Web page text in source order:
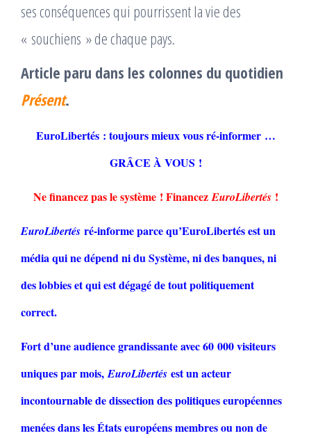
ses conséquences qui pourrissent la vie des
« souchiens » de chaque pays.
Article paru dans les colonnes du quotidien
Présent.
EuroLibertés : toujours mieux vous ré-informer …
GRÂCE À VOUS !
Ne financez pas le système ! FinancezEuroLibertés !
EuroLibertés ré-informe parce qu’EuroLibertés est un
média qui ne dépend ni du Système, ni des banques, ni
des lobbies et qui est dégagé de tout politiquement
correct.
Fort d’une audience grandissante avec 60 000 visiteurs
uniques par mois,EuroLibertés est un acteur
incontournable de dissection des politiques européennes
menées dans les États européens membres ou non de